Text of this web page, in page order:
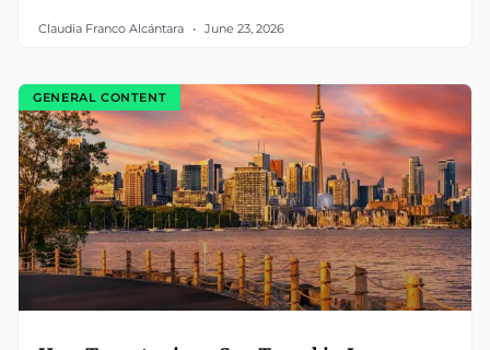
Claudia Franco Alcántara June 23, 2026
GENERAL CONTENT